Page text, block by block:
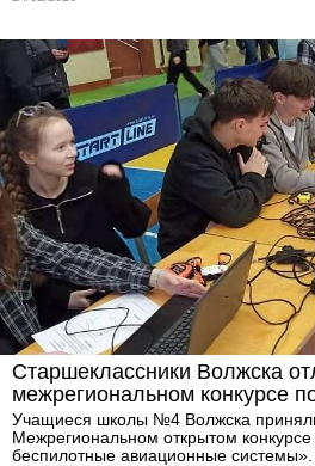
Старшеклассники Волжска
межрегиональном конкурсе
Учащиеся школы №4 Волжска
Межрегиональном открытом
беспилотные авиационные системы».